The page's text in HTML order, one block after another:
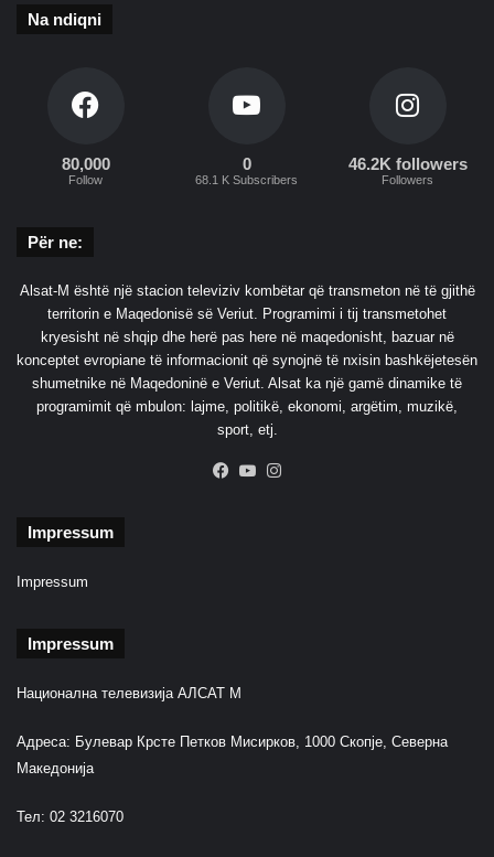
Na ndiqni
80,000
Follow
0
68.1 K Subscribers
46.2K followers
Followers
Për ne:
Alsat-M është një stacion televiziv kombëtar që transmeton në të gjithë
territorin e Maqedonisë së Veriut. Programimi i tij transmetohet
kryesisht në shqip dhe herë pas here në maqedonisht, bazuar në
konceptet evropiane të informacionit që synojnë të nxisin bashkëjetesën
shumetnike në Maqedoninë e Veriut. Alsat ka një gamë dinamike të
programimit që mbulon: lajme, politikë, ekonomi, argëtim, muzikë,
sport, etj.
Facebook
YouTube
Impressum
Impressum
Impressum
Национална телевизија АЛСАТ М
Адреса: Булевар Крсте Петков Мисирков, 1000 Скопје, Северна
Македонија
Тел: 02 3216070